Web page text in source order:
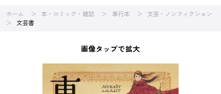
ホーム 本・コミック・雑誌 単行本
文芸・ノンフィクション
文芸書
画像タップで拡大